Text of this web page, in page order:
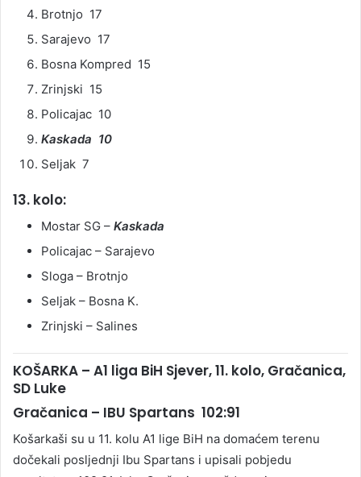
Brotnjo 17
Sarajevo 17
Bosna Kompred 15
Zrinjski 15
Policajac 10
Kaskada 10
Seljak 7
13. kolo:
Mostar SG – Kaskada
Policajac – Sarajevo
Sloga – Brotnjo
Seljak – Bosna K.
Zrinjski – Salines
KOŠARKA – A1 liga BiH Sjever, 11. kolo, Gračanica,
SD Luke
Gračanica – IBU Spartans 102:91
Košarkaši su u 11. kolu A1 lige BiH na domaćem terenu
dočekali posljednji Ibu Spartans i upisali pobjedu